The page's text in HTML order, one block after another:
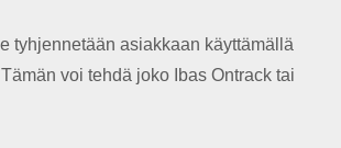
tyhjennetään asiakkaan käyttämällä
voi tehdä joko Ibas Ontrack tai